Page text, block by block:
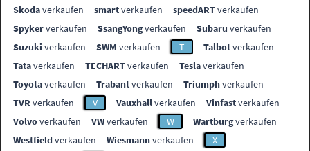
Skodaverkaufen smartverkaufen speedARTverkaufen
Spykerverkaufen SsangYongverkaufen Subaru verkaufen
Suzuki verkaufen SWM verkaufen T Talbotverkaufen
Tataverkaufen TECHARTverkaufen Teslaverkaufen
Toyotaverkaufen Trabantverkaufen Triumphverkaufen
TVR verkaufen V Vauxhallverkaufen Vinfastverkaufen
Volvoverkaufen VWverkaufen W Wartburgverkaufen
Westfieldverkaufen Wiesmannverkaufen
X